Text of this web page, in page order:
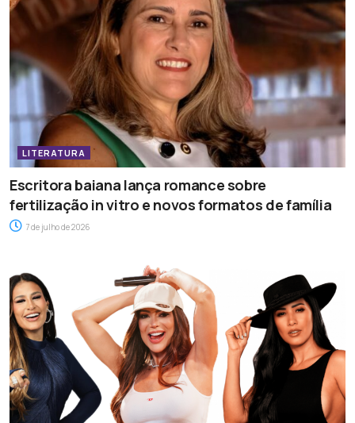
LITERATURA
Escritora baiana lança romance sobre
fertilização in vitro e novos formatos de família
7 de julho de 2026